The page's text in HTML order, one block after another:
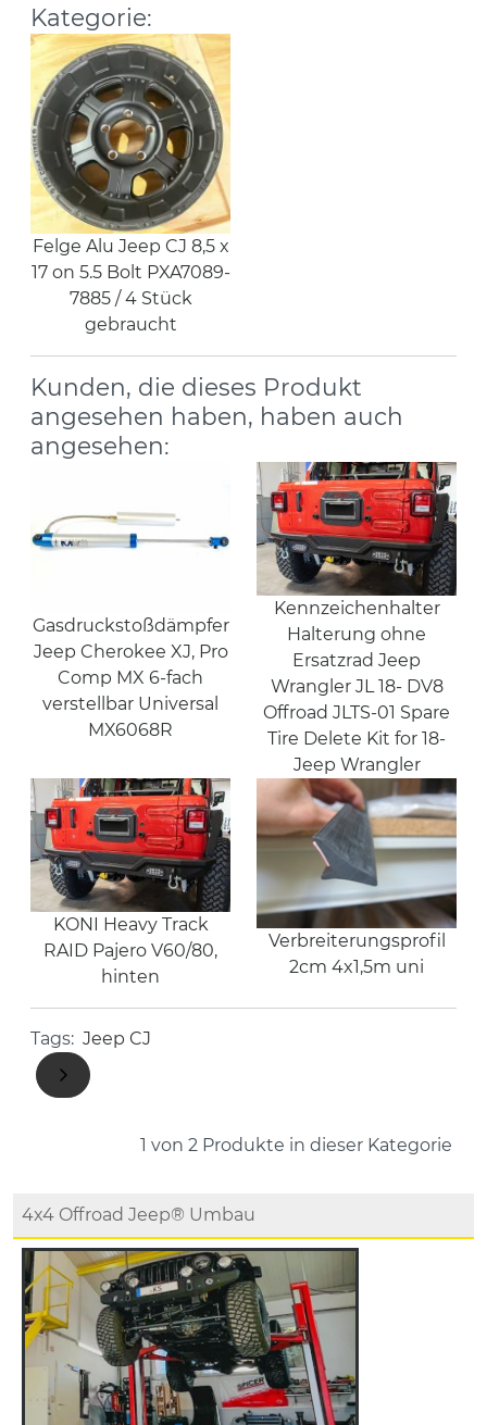
Kategorie:
Felge Alu Jeep CJ 8,5 x
17 on 5.5 Bolt PXA7089-
7885 / 4 Stück
gebraucht
Kunden, die dieses Produkt
angesehen haben, haben auch
angesehen:
Gasdruckstoßdämpfer
Jeep Cherokee XJ, Pro
Comp MX 6-fach
verstellbar Universal
MX6068R
Kennzeichenhalter
Halterung ohne
Ersatzrad Jeep
Wrangler JL 18- DV8
Offroad JLTS-01 Spare
Tire Delete Kit for 18-
Jeep Wrangler
KONI Heavy Track
RAID Pajero V60/80,
hinten
Verbreiterungsprofil
2cm 4x1,5m uni
Tags: Jeep CJ
1 von 2 Produkte in dieser Kategorie
4x4 Offroad Jeep® Umbau